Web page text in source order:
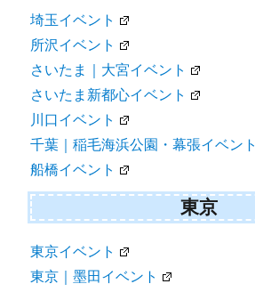
埼玉イベント
所沢イベント
さいたま｜大宮イベント
さいたま新都心イベント
川口イベント
千葉｜稲毛海浜公園・幕張イベント
船橋イベント
東京
東京イベント
東京｜墨田イベント